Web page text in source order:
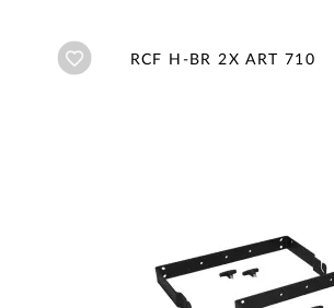
Añadir a wishlist
RCF H-BR 2X ART 710